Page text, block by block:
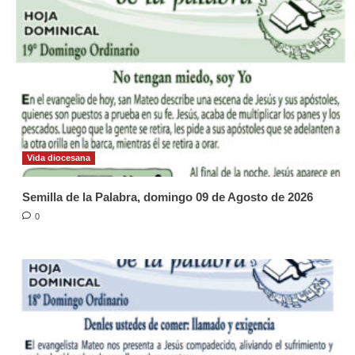
Vida diocesana
Semilla de la Palabra, domingo 09 de Agosto de 2026
0